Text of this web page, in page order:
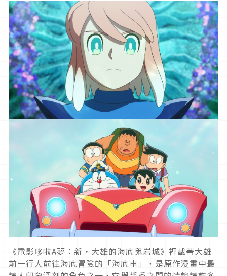
《電影哆啦A夢：新‧大雄的海底鬼岩城》裡載著大雄
前一行人前往海底冒險的「海底車」，是原作漫畫中最